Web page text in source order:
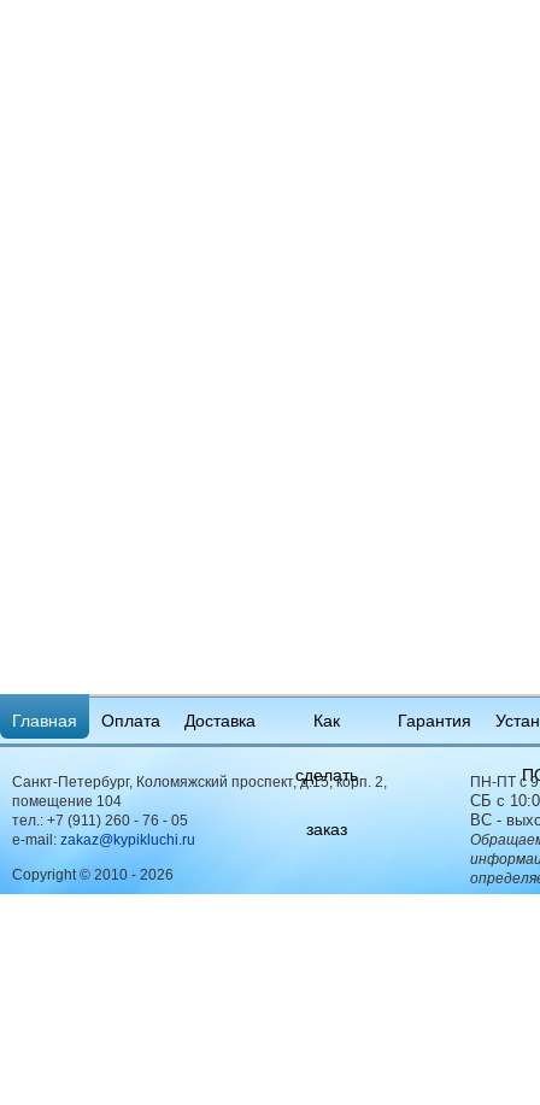
Главная Оплата Доставка Как
сделать
заказ
Гарантия
Copyright © 2010 - 2026
Санкт-Петербург, Коломяжский проспект, д.15, корп. 2,
помещение 104
тел.: +7 (911) 260 - 76 - 05
e-mail: zakaz@kypikluchi.ru
ПН-ПТ с
СБ с
ВС -